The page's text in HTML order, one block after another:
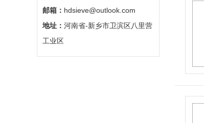
邮箱： hdsieve@outlook.com
地址： 河南省-新乡市卫滨区八里营
工业区